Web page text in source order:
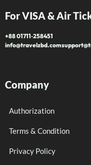
For VISA & Air
+88 01711‑258451
info@travelzbd.com
Company
Authorization
Terms & Condition
Privacy Policy